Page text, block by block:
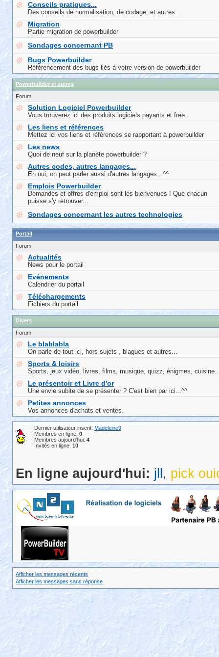
Conseils pratiques...
Des conseils de normalisation, de codage, et autres...
Migration
Partie migration de powerbuilder
Sondages concernant PB
Bugs Powerbuilder
Référencement des bugs liés à votre version de powerbuilder
Powerbuilder et autres
Forum
Solution Logiciel Powerbuilder
Vous trouverez ici des produits logiciels payants et free.
Les liens et références
Mettez ici vos liens et références se rapportant à powerbuilder
Les news
Quoi de neuf sur la planète powerbuilder ?
Autres codes, autres langages...
Eh oui, on peut parler aussi d'autres langages...^^
Emplois Powerbuilder
Demandes et offres d'emploi sont les bienvenues ! Que chacun
puisse s'y retrouver...
Sondages concernant les autres technologies
Portail
Forum
Actualités
News pour le portail
Evénements
Calendrier du portail
Téléchargements
Fichiers du portail
Divers
Forum
Le blablabla
On parle de tout ici, hors sujets , blagues et autres...
Sports & loisirs
Sports, jeux vidéo, livres, films, musique, quizz, énigmes,
Le présentoir et Livre d'or
Une envie subite de se présenter ? C'est bien par ici...^^
Petites annonces
Vos annonces d'achats et ventes.
Dernier utilisateur inscrit: Madeleine9
Membres en ligne: 0
Membres aujourd'hui: 4
Invités en ligne: 10
En ligne aujourd'hui: jll , pick
Afficher les messages récents
Afficher les messages sans réponse